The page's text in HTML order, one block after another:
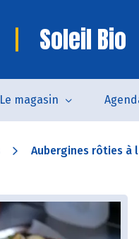
Soleil Bio
Le magasin
Aubergines rôties à